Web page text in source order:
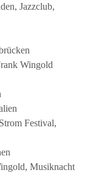
Jazzclub,
Wingold
Festival,
Musiknacht